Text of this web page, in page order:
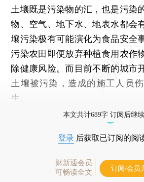
土壤既是污染物的汇，也是污染
物、空气、地下水、地表水都会
壤污染极有可能演化为食品安全
污染农田即便放弃种植食用农作
除健康风险。而目前不断的城市
土壤被污染，造成的施工人员
生。
本文共计689字 订阅后继
登录 后获取已订阅的阅
财新通会员
可畅读全文
订阅/会员